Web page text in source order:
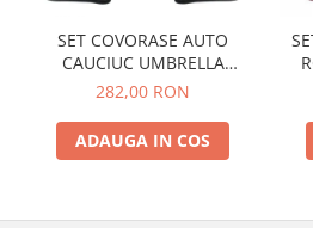
SET COVORASE AUTO
CAUCIUC UMBRELLA
PENTRU VW POLO V (6R / 6C
282,00 RON
ADAUGA IN COS